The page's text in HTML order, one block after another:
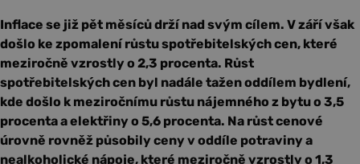
Inflace se již pět měsíců drží nad svým cílem. V září však
došlo ke zpomalení růstu spotřebitelských cen, které
meziročně vzrostly o 2,3 procenta. Růst
spotřebitelských cen byl nadále tažen oddílem bydlení,
kde došlo k meziročnímu růstu nájemného z bytu o 3,5
procenta a elektřiny o 5,6 procenta. Na růst cenové
úrovně rovněž působily ceny v oddíle potraviny a
nealkoholické nápoje, které meziročně vzrostly o 1,3